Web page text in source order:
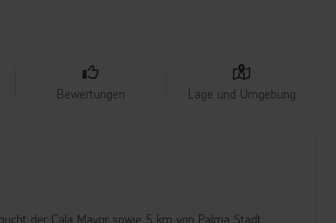
Bewertungen Lage und Umgebung
der Cala Mayor sowie 5 km von Palma Stadt